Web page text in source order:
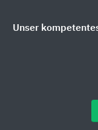
Unser